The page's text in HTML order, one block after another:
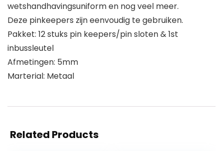
wetshandhavingsuniform en nog veel meer.
Deze pinkeepers zijn eenvoudig te gebruiken.
Pakket: 12 stuks pin keepers/pin sloten & 1st
inbussleutel
Afmetingen: 5mm
Marterial: Metaal
Related Products